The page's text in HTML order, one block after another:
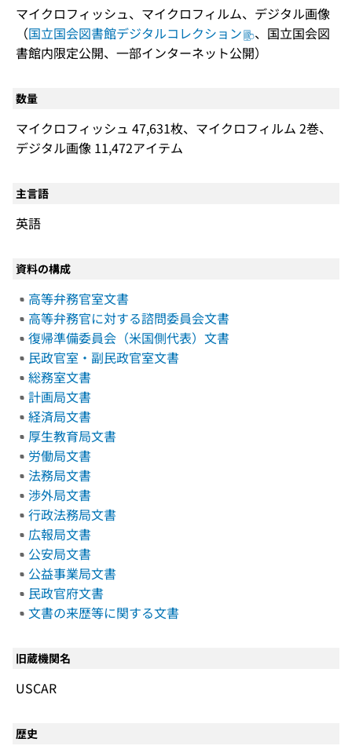
マイクロフィッシュ、マイクロフィルム、デジタル画像
（国立国会図書館デジタルコレクション
、国立国会図
書館内限定公開、一部インターネット公開）
数量
マイクロフィッシュ 47,631枚、マイクロフィルム 2巻、
デジタル画像 11,472アイテム
主言語
英語
資料の構成
高等弁務官室文書
高等弁務官に対する諮問委員会文書
復帰準備委員会（米国側代表）文書
民政官室・副民政官室文書
総務室文書
計画局文書
経済局文書
厚生教育局文書
労働局文書
法務局文書
渉外局文書
行政法務局文書
広報局文書
公安局文書
公益事業局文書
民政官府文書
文書の来歴等に関する文書
旧蔵機関名
USCAR
歴史